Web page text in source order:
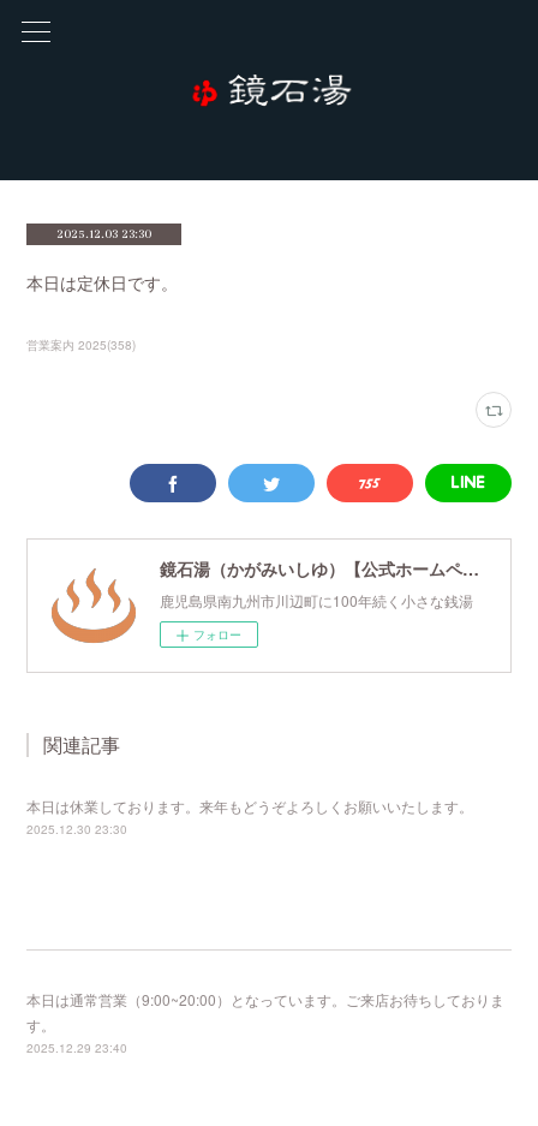
2025.12.03 23:30
本日は定休日です。
営業案内 2025(358)
鏡石湯（かがみいしゆ）【公式ホームページ】
鹿児島県南九州市川辺町に100年続く小さな銭湯
フォロー
関連記事
本日は休業しております。来年もどうぞよろしくお願いいたします。
2025.12.30 23:30
本日は通常営業（9:00~20:00）となっています。ご来店お待ちしておりま
す。
2025.12.29 23:40